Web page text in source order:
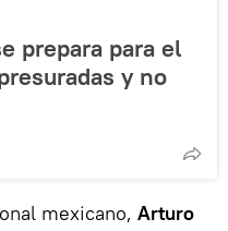
prepara para el
y no
mexicano, Arturo